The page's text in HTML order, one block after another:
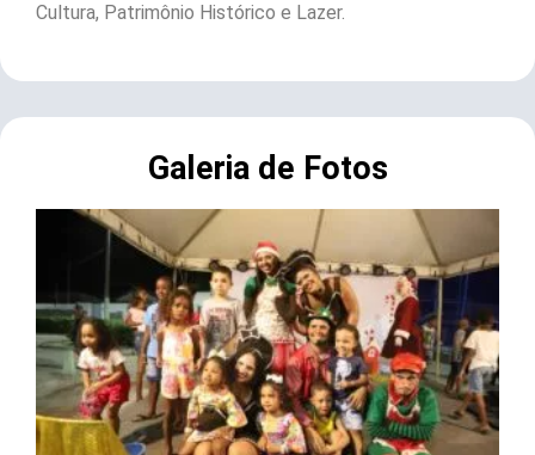
Cultura, Patrimônio Histórico e Lazer.
Galeria de Fotos